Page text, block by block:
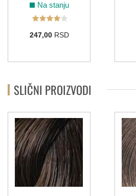
Na stanju
247,00RSD
SLIČNI PROIZVODI